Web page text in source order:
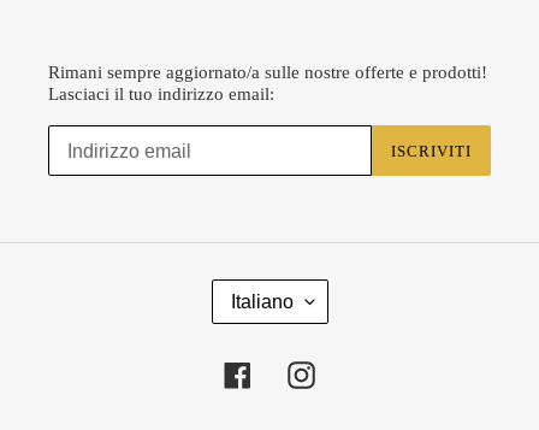
Rimani sempre aggiornato/a sulle nostre offerte e prodotti!
Lasciaci il tuo indirizzo email:
ISCRIVITI
I
G
U
Italiano
FacebookInstagram